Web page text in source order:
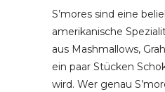
S’mores sind eine
amerikanische
aus Mashmallows,
ein paar Stücken
wird. Wer genau